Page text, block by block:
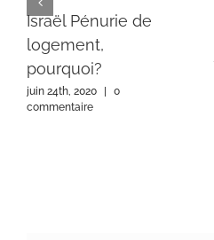
Israël Pénurie de
logement,
pourquoi?
juin 24th, 2020 |
0
commentaire